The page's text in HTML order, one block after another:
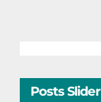
Posts Slider